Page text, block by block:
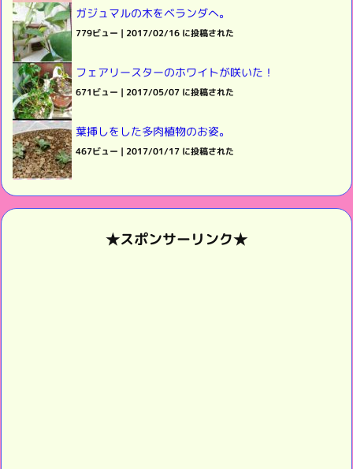
ガジュマルの木をベランダへ。
779ビュー | 2017/02/16 に投稿された
フェアリースターのホワイトが咲いた！
671ビュー | 2017/05/07 に投稿された
葉挿しをした多肉植物のお姿。
467ビュー | 2017/01/17 に投稿された
★スポンサーリンク★